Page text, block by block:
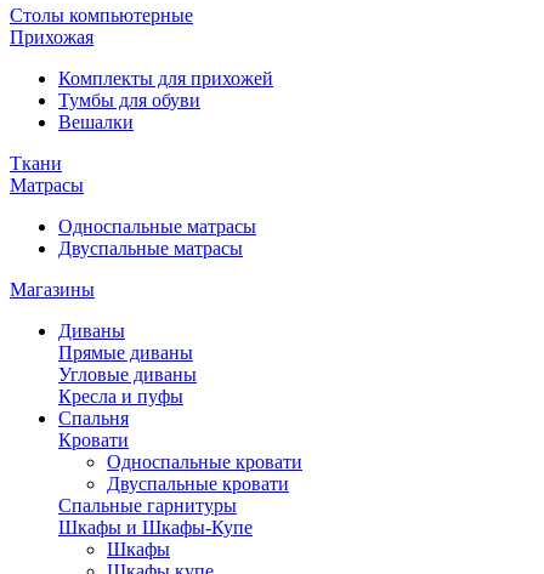
Столы компьютерные
Прихожая
Комплекты для прихожей
Тумбы для обуви
Вешалки
Ткани
Матрасы
Односпальные матрасы
Двуспальные матрасы
Магазины
Диваны
Прямые диваны
Угловые диваны
Кресла и пуфы
Спальня
Кровати
Односпальные кровати
Двуспальные кровати
Спальные гарнитуры
Шкафы и Шкафы-Купе
Шкафы